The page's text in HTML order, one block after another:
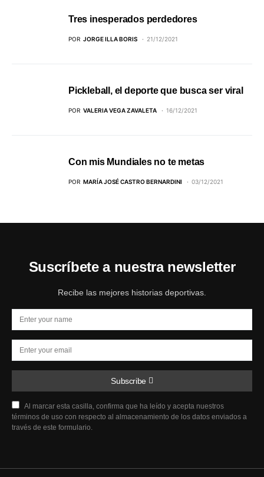
Tres inesperados perdedores
POR JORGE ILLA BORIS 21/12/2021
Pickleball, el deporte que busca ser viral
POR VALERIA VEGA ZAVALETA 16/12/2021
Con mis Mundiales no te metas
POR MARÍA JOSÉ CASTRO BERNARDINI 03/12/2021
Suscríbete a nuestra newsletter
Recibe las mejores historias deportivas.
Subscribe
Al marcar esta casilla, confirma que ha leído y acepta nuestros
términos de uso con respecto al almacenamiento de los datos enviados a
través de este formulario.